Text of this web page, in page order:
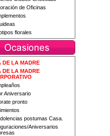
de Oficinas
florales
DE LA MADRE
DE LA MADRE
Aniversario
pronto
postumas Casa.
Aniversarios